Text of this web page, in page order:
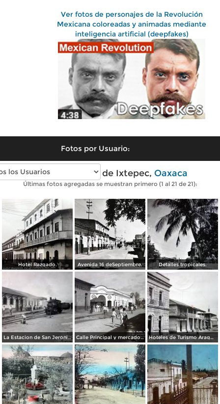
Ver fotos de personajes de la Revolución
Mexicana coloreadas y animadas mediante
inteligencia artificial (deepfakes)
Fotos por Usuario:
Fotos antiguas de Ixtepec, Oaxaca
Últimas fotos agregadas se muestran primero (1 al 21 de 21):
Hotel Razgado. Avenida 16 deSeptiembre. Detalles tropicales.
La Estacion de San Jeronimo. Calle Principal y mercado( Circulada el 22 de Noviembre de 1954 ). Hoteles de Turismo Aragon y Mexico. ( Circulada el 11 de Agosto de 1941 ).